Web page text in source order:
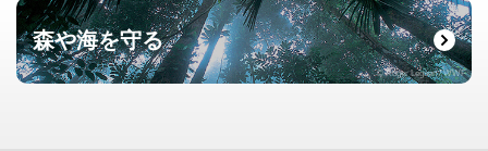
森や海を守る
© Roger Leguen / WWF